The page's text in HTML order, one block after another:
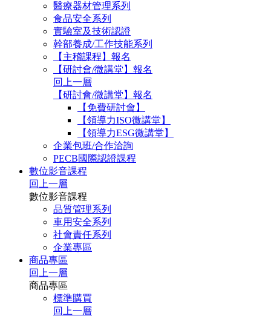
醫療器材管理系列
食品安全系列
實驗室及技術認證
幹部養成/工作技能系列
【主稽課程】報名
【研討會/微講堂】報名
回上一層
【研討會/微講堂】報名
【免費研討會】
【領導力ISO微講堂】
【領導力ESG微講堂】
企業包班/合作洽詢
PECB國際認證課程
數位影音課程
回上一層
數位影音課程
品質管理系列
車用安全系列
社會責任系列
企業專區
商品專區
回上一層
商品專區
標準購買
回上一層